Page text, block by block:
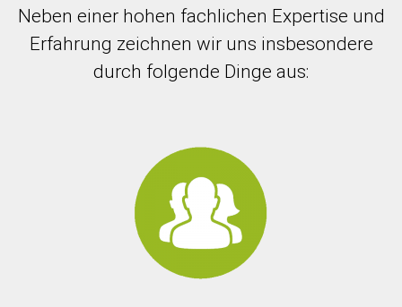
Neben einer hohen fachlichen Expertise und
Erfahrung zeichnen wir uns insbesondere
durch folgende Dinge aus: